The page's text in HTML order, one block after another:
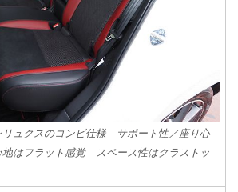
リュクスのコンビ仕様 サポート性／座り心
はフラット感覚 スペース性はクラストッ